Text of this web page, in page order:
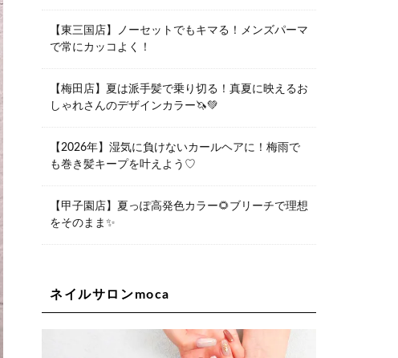
Lee堀江店
〒550-0014 大阪府大阪市西区北堀江1-
06-6563-9091
Lee四ツ橋店
大阪府大阪市西区新町1-5-7 四ツ橋ビル
Lee天王寺店
06-6537-9791
大阪市東淀川区瑞光1-4-1 カサデルドイ
Lee東三国店
大阪市淀川区東三国4-8-11 大拓ハイツ6
06-6395-9555
【東三国店】ノーセットでもキマる！メンズパーマ
で常にカッコよく！
【梅田店】夏は派手髪で乗り切る！真夏に映えるお
しゃれさんのデザインカラー🦄💚
【2026年】湿気に負けないカールヘアに！梅雨で
も巻き髪キープを叶えよう♡
【甲子園店】夏っぽ高発色カラー🌻ブリーチで理想
をそのまま✨
ネイルサロンmoca